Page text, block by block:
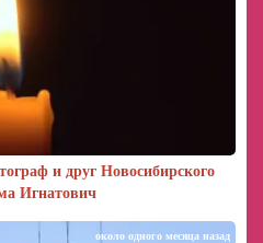
и друг Новосибирского
Игнатович
около одного месяца назад